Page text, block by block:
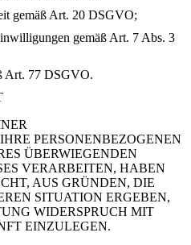
gemäß Art. 20 DSGVO;
gemäß Art. 7 Abs. 3
Art. 77 DSGVO.
PERSONENBEZOGENEN
ÜBERWIEGENDEN
VERARBEITEN, HABEN
AUS GRÜNDEN, DIE
SITUATION ERGEBEN,
WIDERSPRUCH MIT
EINZULEGEN.